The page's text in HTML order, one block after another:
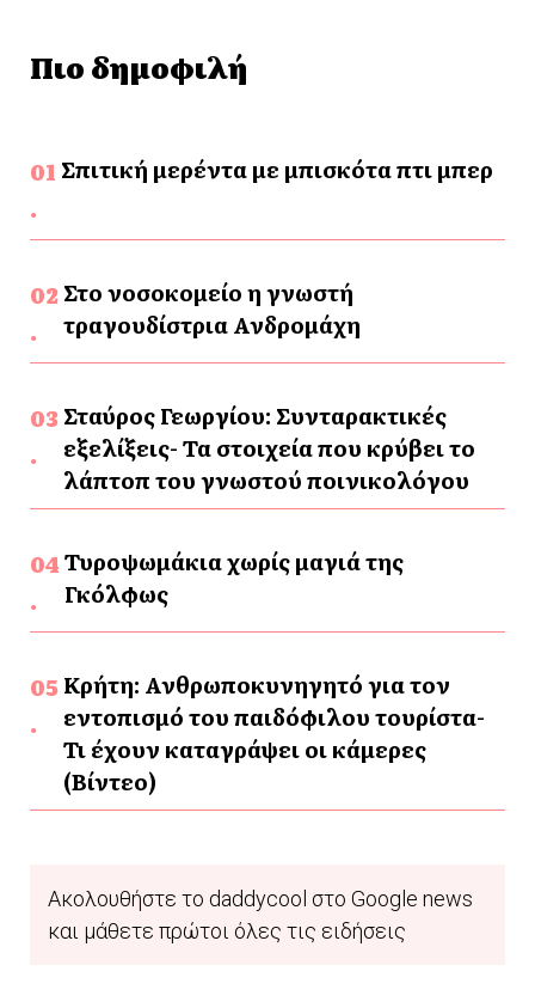
Πιο δημοφιλή
Σπιτική μερέντα με μπισκότα πτι μπερ
Στο νοσοκομείο η γνωστή
τραγουδίστρια Ανδρομάχη
Σταύρος Γεωργίου: Συνταρακτικές
εξελίξεις- Τα στοιχεία που κρύβει το
λάπτοπ του γνωστού ποινικολόγου
Τυροψωμάκια χωρίς μαγιά της
Γκόλφως
Κρήτη: Ανθρωποκυνηγητό για τον
εντοπισμό του παιδόφιλου τουρίστα-
Τι έχουν καταγράψει οι κάμερες
(Βίντεο)
Ακολουθήστε το daddycool στο Google news
και μάθετε πρώτοι όλες τις ειδήσεις